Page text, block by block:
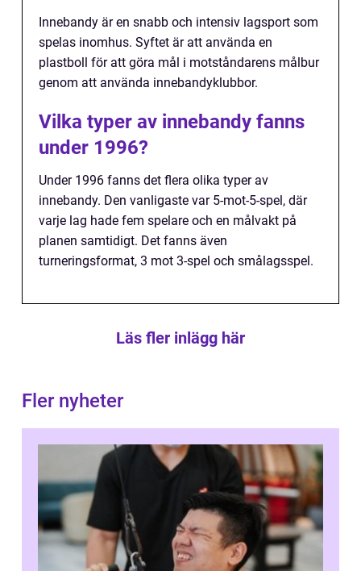
Innebandy är en snabb och intensiv lagsport som
spelas inomhus. Syftet är att använda en
plastboll för att göra mål i motståndarens målbur
genom att använda innebandyklubbor.
Vilka typer av innebandy fanns
under 1996?
Under 1996 fanns det flera olika typer av
innebandy. Den vanligaste var 5-mot-5-spel, där
varje lag hade fem spelare och en målvakt på
planen samtidigt. Det fanns även
turneringsformat, 3 mot 3-spel och smålagsspel.
Läs fler inlägg här
Fler nyheter